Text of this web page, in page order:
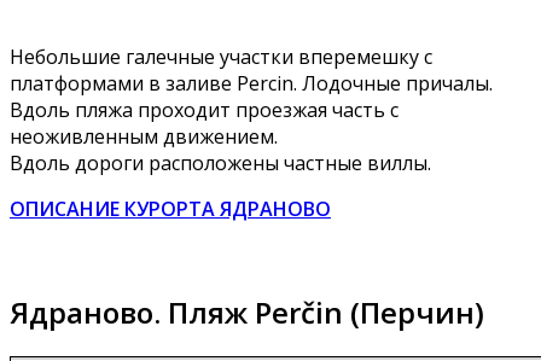
Небольшие галечные участки вперемешку с
платформами в заливе Percin. Лодочные причалы.
Вдоль пляжа проходит проезжая часть с
неоживленным движением.
Вдоль дороги расположены частные виллы.
ОПИСАНИЕ КУРОРТА ЯДРАНОВО
Ядраново. Пляж Perčin (Перчин)